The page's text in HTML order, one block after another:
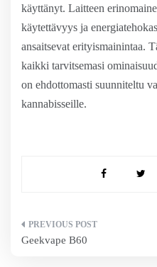
käyttänyt. Laitteen
käytettävyys ja
ansaitsevat erityismainintaa.
kaikki tarvitsemasi
on ehdottomasti suunniteltu
kannabisseille.
Artikkelien
Geekvape B60